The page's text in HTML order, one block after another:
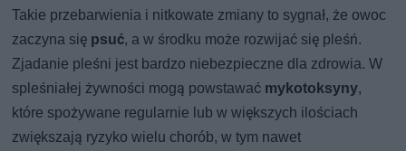
Takie przebarwienia i nitkowate zmiany to sygnał, że owoc
zaczyna się psuć, a w środku może rozwijać się pleśń.
Zjadanie pleśni jest bardzo niebezpieczne dla zdrowia. W
spleśniałej żywności mogą powstawać mykotoksyny,
które spożywane regularnie lub w większych ilościach
zwiększają ryzyko wielu chorób, w tym nawet